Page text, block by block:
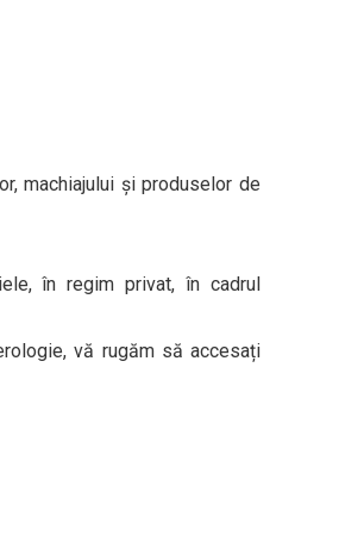
machiajului și produselor de
în regim privat, în cadrul
vă rugăm să accesați